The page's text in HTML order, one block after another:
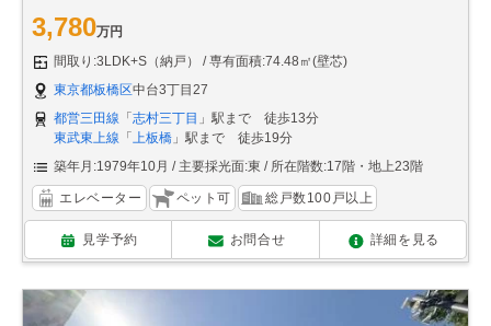
3,780万円
間取り:3LDK+S（納戸）
専有面積:74.48㎡(壁芯)
東京都板橋区中台3丁目27
都営三田線 「志村三丁目 」駅まで 徒歩13分
東武東上線 「 上板橋 」駅まで 徒歩19分
築年月:1979年10月
主要採光面:東 所在階数:17階・地上23階
エレベーター ペット可 総戸数100戸以上
見学予約 お問合せ 詳細を見る